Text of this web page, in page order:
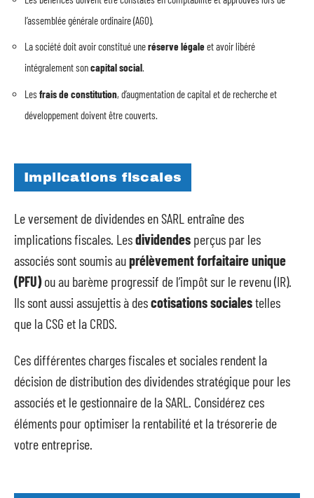
l’assemblée générale ordinaire (AGO).
La société doit avoir constitué uneréserve légaleet avoir libéré
intégralement soncapital social.
Les frais de constitution, d’augmentation de capital et de recherche et
développement doivent être couverts.
Implications fiscales
Le versement de dividendes en SARL entraîne des
implications fiscales. Lesdividendes perçus par les
associés sont soumis auprélèvement forfaitaire unique
(PFU)ou au barème progressif de l’impôt sur le revenu (IR).
Ils sont aussi assujettis à descotisations socialestelles
que la CSG et la CRDS.
Ces différentes charges fiscales et sociales rendent la
décision de distribution des dividendes stratégique pour les
associés et le gestionnaire de la SARL. Considérez ces
éléments pour optimiser la rentabilité et la trésorerie de
votre entreprise.